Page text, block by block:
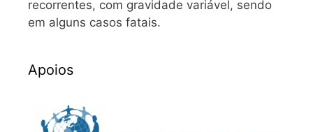
recorrentes, com gravidade variável, sendo
em alguns casos fatais.
Apoios